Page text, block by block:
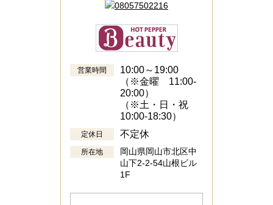
営業時間
10:00～19:00
（※金曜 11:00-
20:00）
（※土・日・祝
10:00-18:30）
定休日 不定休
所在地
岡山県岡山市北区中
山下2-2-54山根ビル
1F